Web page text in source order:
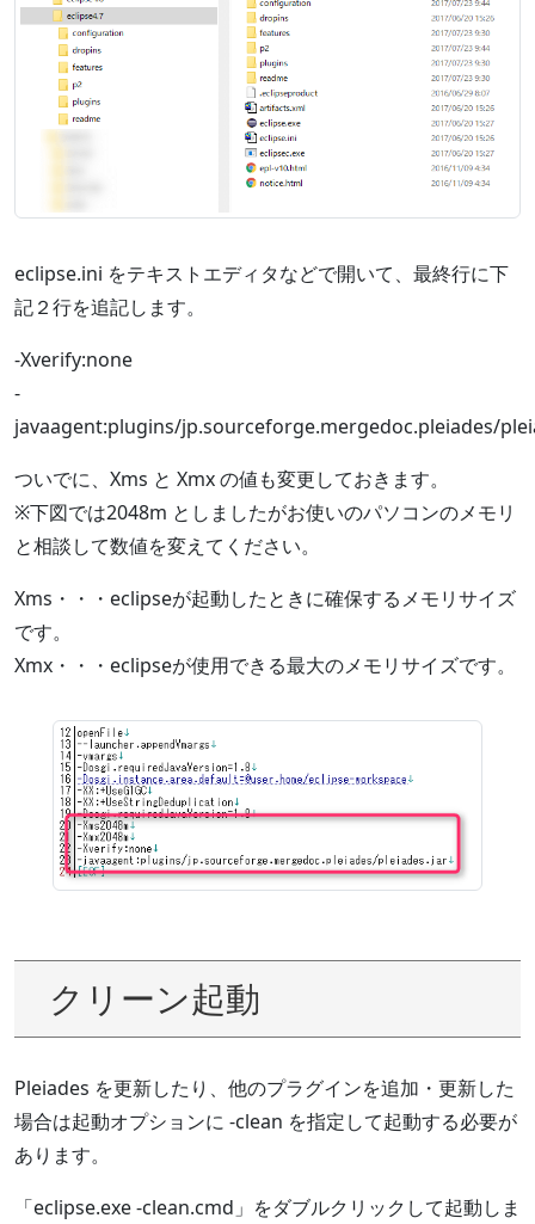
eclipse.ini をテキストエディタなどで開いて、最終行に下
記２行を追記します。
-Xverify:none
-
javaagent:plugins/jp.sourceforge.mergedoc.pleiades/
ついでに、Xms と Xmx の値も変更しておきます。
※下図では2048m としましたがお使いのパソコンのメモリ
と相談して数値を変えてください。
Xms・・・eclipseが起動したときに確保するメモリサイズ
です。
Xmx・・・eclipseが使用できる最大のメモリサイズです。
クリーン起動
Pleiades を更新したり、他のプラグインを追加・更新した
場合は起動オプションに -clean を指定して起動する必要が
あります。
「eclipse.exe -clean.cmd」をダブルクリックして起動しま